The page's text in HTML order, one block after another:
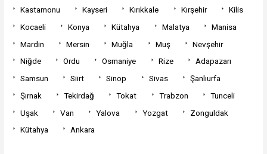
Kastamonu
Kayseri Kırıkkale Kırşehir
Kilis
Kocaeli
Konya Kütahya Malatya
Manisa
Mardin
Mersin Muğla Muş
Nevşehir
Niğde
Ordu Osmaniye Rize
Adapazarı
Samsun
Siirt Sinop Sivas
Şanlıurfa
Şırnak
Tekirdağ Tokat Trabzon
Tunceli
Uşak
Van Yalova Yozgat
Zonguldak
Kütahya
Ankara